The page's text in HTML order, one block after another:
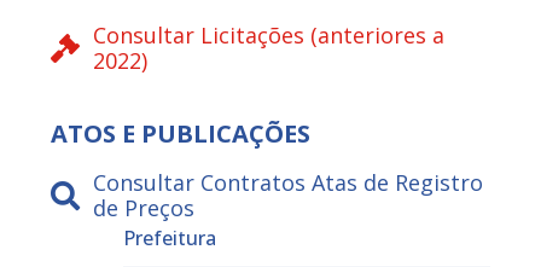
Consultar Licitações (anteriores a
2022)
ATOS E PUBLICAÇÕES
Consultar Contratos Atas de Registro
de Preços
Prefeitura